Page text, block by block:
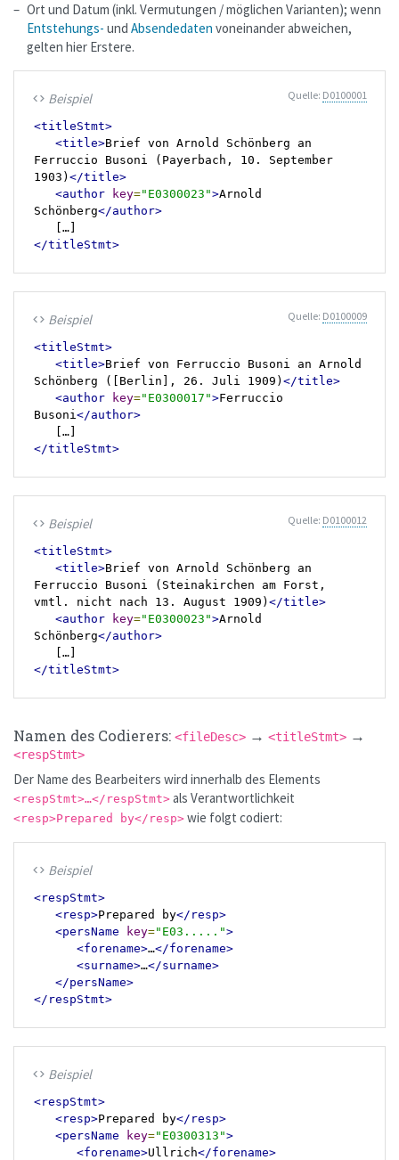
Ort und Datum (inkl. Vermutungen / möglichen Varianten); wenn
Entstehungs- und Absendedaten voneinander abweichen,
gelten hier Erstere.
Quelle: D0100001
code Beispiel
<titleStmt>
<title>Brief von Arnold Schönberg an
Ferruccio Busoni (Payerbach, 10. September
1903) </title>
<author
key="E0300023">Arnold
Schönberg</author>
</titleStmt>
Quelle: D0100009
code Beispiel
<titleStmt>
<title>Brief von Ferruccio Busoni an Arnold
Schönberg ([Berlin], 26. Juli 1909) </title>
<author
key="E0300017">Ferruccio
Busoni</author>
</titleStmt>
Quelle: D0100012
code Beispiel
<titleStmt>
<title>Brief von Arnold Schönberg an
Ferruccio Busoni (Steinakirchen am Forst,
vmtl. nicht nach 13. August 1909) </title>
<author
key="E0300023">Arnold
Schönberg</author>
</titleStmt>
Namen des Codierers: <fileDesc> → <titleStmt> →
<respStmt>
Der Name des Bearbeiters wird innerhalb des Elements
<respStmt>…</respStmt> als Verantwortlichkeit
<resp>Prepared by</resp> wie folgt codiert:
code Beispiel
<respStmt>
<resp>Prepared by</resp>
<persName
key="E03.....">
<forename>…</forename>
<surname>…</surname>
</persName>
</respStmt>
code Beispiel
<respStmt>
<resp>Prepared by</resp>
<persName
key="E0300313">
<forename>Ullrich</forename>